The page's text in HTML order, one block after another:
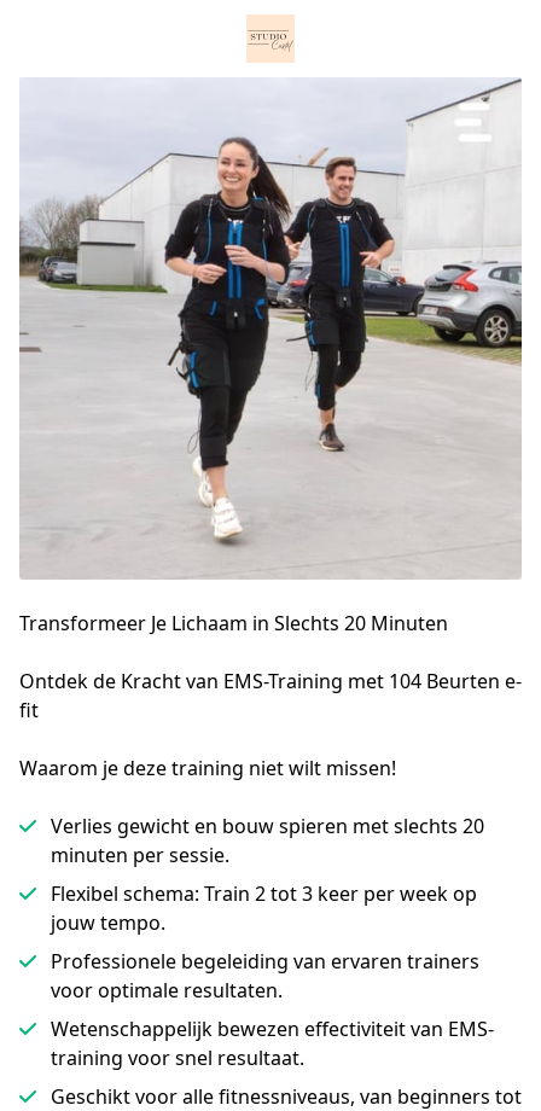
Transformeer Je Lichaam in Slechts 20 Minuten
Ontdek de Kracht van EMS-Training met 104 Beurten e-
fit
Waarom je deze training niet wilt missen!
Verlies gewicht en bouw spieren met slechts 20
minuten per sessie.
Flexibel schema: Train 2 tot 3 keer per week op
jouw tempo.
Professionele begeleiding van ervaren trainers
voor optimale resultaten.
Wetenschappelijk bewezen effectiviteit van EMS-
training voor snel resultaat.
Geschikt voor alle fitnessniveaus, van beginners tot